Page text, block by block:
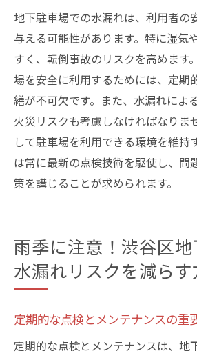
地下駐車場での水漏れは、利用者の
与える可能性があります。特に湿気
すく、転倒事故のリスクを高めます
場を安全に利用するためには、定期
繕が不可欠です。また、水漏れによ
火災リスクも考慮しなければなりま
して駐車場を利用できる環境を維持
は常に最新の点検技術を駆使し、問
策を講じることが求められます。
雨季に注意！渋谷区
水漏れリスクを減らす
定期的な点検とメンテナンスの重
定期的な点検とメンテナンスは、地